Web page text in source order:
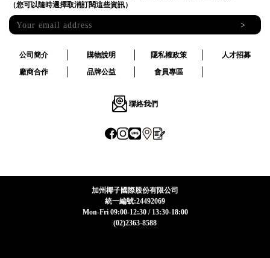
（您可以隨時選擇取消訂閱這些資訊）
>
公司簡介 購物說明 隱私權政策
人才招募
廠商合作
品牌公益 會員專區
聯絡我們
加州椰子國際股份有限公司
統一編號:24492069
Mon-Fri 09:00-12:30 / 13:30-18:00
(02)2363-8588